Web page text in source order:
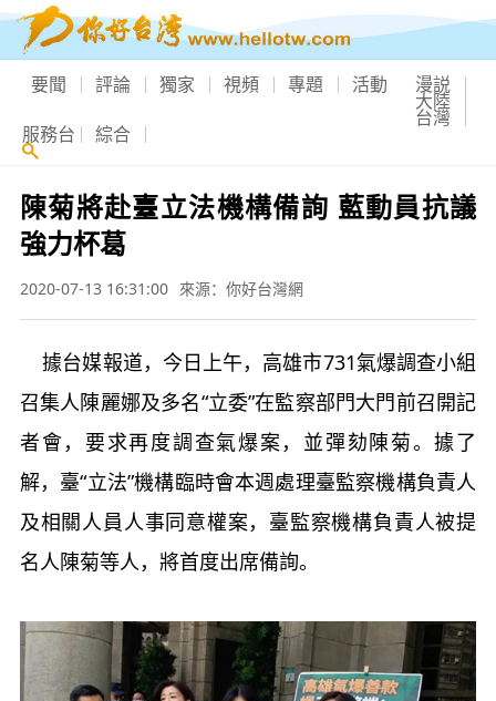
要聞 評論 獨家 視頻 專題 活動 漫説
大陸
台灣
服務台 綜合
陳菊將赴臺立法機構備詢 藍動員抗議
強力杯葛
2020-07-13 16:31:00 來源：你好台灣網
據台媒報道，今日上午，高雄市731氣爆調查小組
召集人陳麗娜及多名“立委”在監察部門大門前召開記
者會，要求再度調查氣爆案，並彈劾陳菊。據了
解，臺“立法”機構臨時會本週處理臺監察機構負責人
及相關人員人事同意權案，臺監察機構負責人被提
名人陳菊等人，將首度出席備詢。